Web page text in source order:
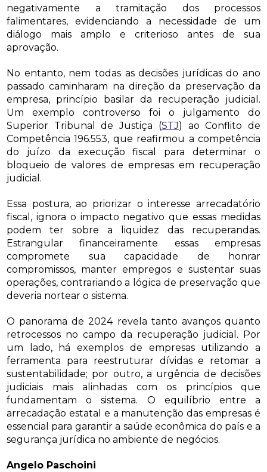
negativamente a tramitação dos processos
falimentares, evidenciando a necessidade de um
diálogo mais amplo e criterioso antes de sua
aprovação.
No entanto, nem todas as decisões jurídicas do ano
passado caminharam na direção da preservação da
empresa, princípio basilar da recuperação judicial.
Um exemplo controverso foi o julgamento do
Superior Tribunal de Justiça (STJ) ao Conflito de
Competência 196.553, que reafirmou a competência
do juízo da execução fiscal para determinar o
bloqueio de valores de empresas em recuperação
judicial.
Essa postura, ao priorizar o interesse arrecadatório
fiscal, ignora o impacto negativo que essas medidas
podem ter sobre a liquidez das recuperandas.
Estrangular financeiramente essas empresas
compromete sua capacidade de honrar
compromissos, manter empregos e sustentar suas
operações, contrariando a lógica de preservação que
deveria nortear o sistema.
O panorama de 2024 revela tanto avanços quanto
retrocessos no campo da recuperação judicial. Por
um lado, há exemplos de empresas utilizando a
ferramenta para reestruturar dívidas e retomar a
sustentabilidade; por outro, a urgência de decisões
judiciais mais alinhadas com os princípios que
fundamentam o sistema. O equilíbrio entre a
arrecadação estatal e a manutenção das empresas é
essencial para garantir a saúde econômica do país e a
segurança jurídica no ambiente de negócios.
Angelo Paschoini